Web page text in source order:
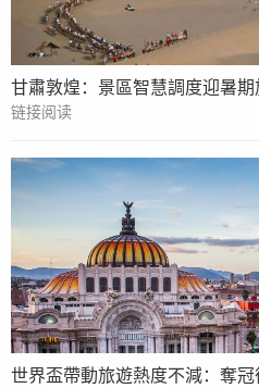
甘肅敦煌：景區智慧調度迎暑期
链接阅读
世界盃帶動旅遊熱度不減：奪